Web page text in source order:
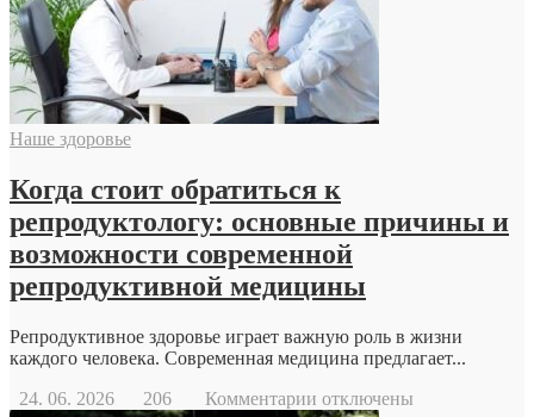
Наше здоровье
Когда стоит обратиться к
репродуктологу: основные причины и
возможности современной
репродуктивной медицины
Репродуктивное здоровье играет важную роль в жизни
каждого человека. Современная медицина предлагает...
24. 06. 2026
206 Комментарии котключены